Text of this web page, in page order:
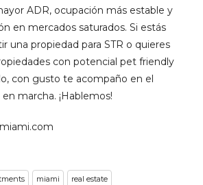
ADR, ocupación más estable y
en mercados saturados. Si estás
una propiedad para STR o quieres
con potencial pet friendly
con gusto te acompaño en el
marcha. ¡Hablemos!
miami real estate